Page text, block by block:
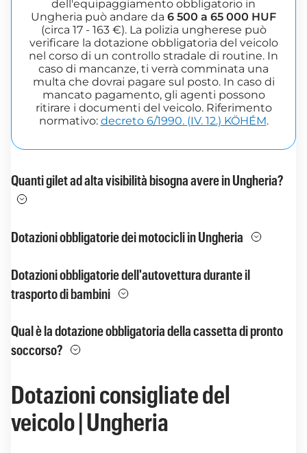
dell'equipaggiamento obbligatorio in
Ungheria può andare da 6 500 a 65 000 HUF
(circa 17 - 163 €). La polizia ungherese può
verificare la dotazione obbligatoria del veicolo
nel corso di un controllo stradale di routine. In
caso di mancanze, ti verrà comminata una
multa che dovrai pagare sul posto. In caso di
mancato pagamento, gli agenti possono
ritirare i documenti del veicolo. Riferimento
normativo: decreto 6/1990. (IV. 12.) KÖHÉM.
Quanti gilet ad alta visibilità bisogna avere in Ungheria?
Dotazioni obbligatorie dei motocicli in Ungheria
Dotazioni obbligatorie dell'autovettura durante il
trasporto di bambini
Qual è la dotazione obbligatoria della cassetta di pronto
soccorso?
Dotazioni consigliate del
veicolo | Ungheria